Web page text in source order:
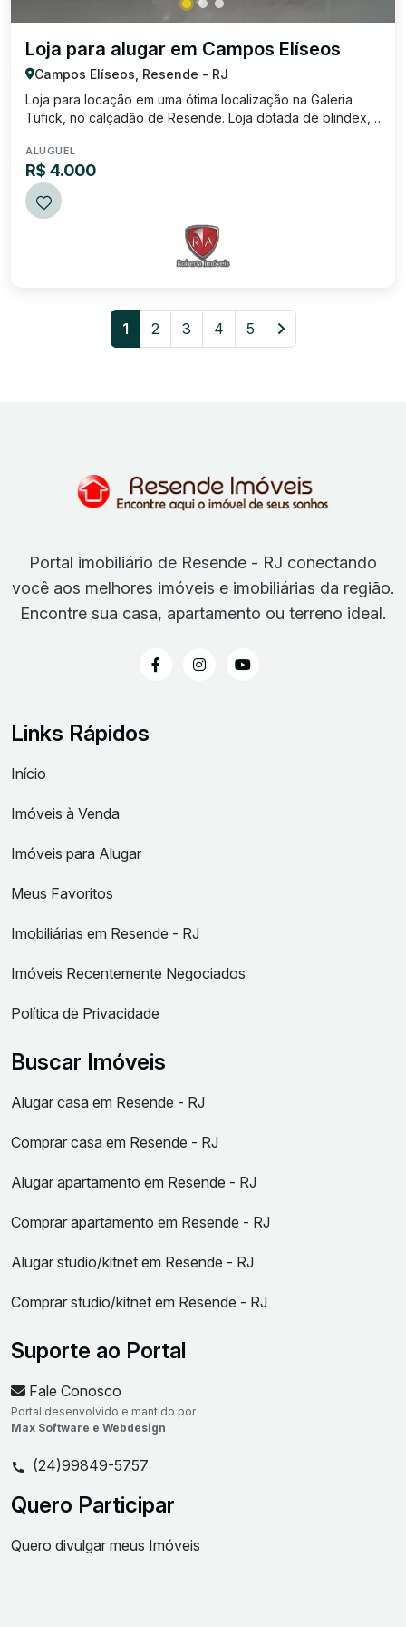
Loja para alugar em Campos Elíseos
Campos Elíseos, Resende - RJ
Loja para locação em uma ótima localização na Galeria
Tufick, no calçadão de Resende. Loja dotada de blindex,
4.000 mil, mais condomínio: R$ 200 reais.
ALUGUEL
R$ 4.000
1 2 3 4 5
Portal imobiliário de Resende - RJ conectando
você aos melhores imóveis e imobiliárias da região.
Encontre sua casa, apartamento ou terreno ideal.
Links Rápidos
Início
Imóveis à Venda
Imóveis para Alugar
Meus Favoritos
Imobiliárias em Resende - RJ
Imóveis Recentemente Negociados
Política de Privacidade
Buscar Imóveis
Alugar casa em Resende - RJ
Comprar casa em Resende - RJ
Alugar apartamento em Resende - RJ
Comprar apartamento em Resende - RJ
Alugar studio/kitnet em Resende - RJ
Comprar studio/kitnet em Resende - RJ
Suporte ao Portal
Fale Conosco
Portal desenvolvido e mantido por
Max Software e Webdesign
(24)99849-5757
Quero Participar
Quero divulgar meus Imóveis